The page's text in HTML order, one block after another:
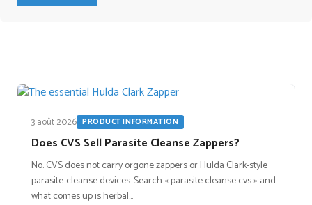
3 août 2026 PRODUCT INFORMATION
Does CVS Sell Parasite Cleanse Zappers?
No. CVS does not carry orgone zappers or Hulda Clark-style
parasite-cleanse devices. Search « parasite cleanse cvs » and
what comes up is herbal…